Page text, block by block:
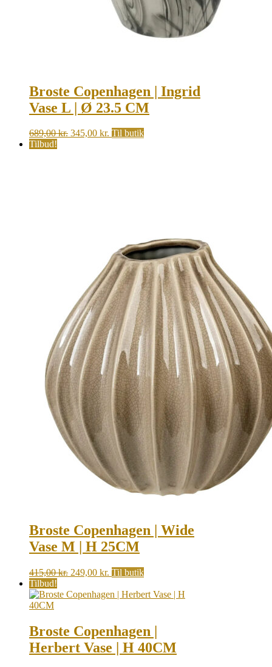
Broste Copenhagen | Ingrid
Vase L | Ø 23.5 CM
689,00kr. Original
345,00 kr. Current
Til butik
Tilbud!
Broste Copenhagen | Wide
Vase M | H 25CM
415,00kr. Original
was:
249,00 kr. Current
is:
Til butik
Tilbud!
Broste Copenhagen |
Herbert Vase | H 40CM